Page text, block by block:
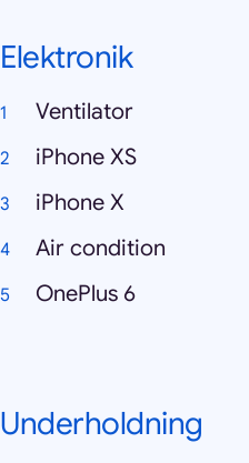
Elektronik
Ventilator
iPhone XS
iPhone X
Air condition
OnePlus 6
Underholdning